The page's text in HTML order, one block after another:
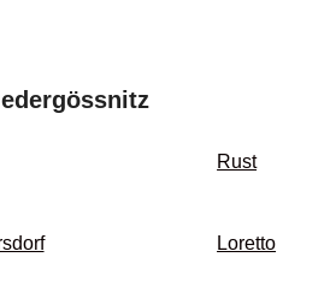
Rust
Loretto